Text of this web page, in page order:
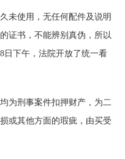
使用，无任何配件及说明
证书，不能辨别真伪，所以
日下午，法院开放了统一看
刑事案件扣押财产，为二
或其他方面的瑕疵，由买受